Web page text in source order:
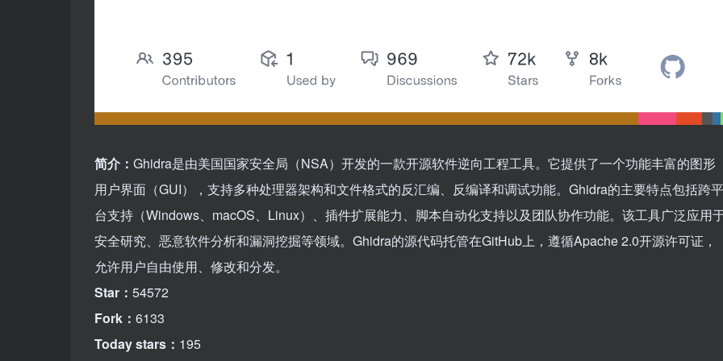
简介： Ghidra是由美国国家安全局（NSA）开发的一款开源软件逆向工程工具。它提供了一个功能丰富的图形
用户界面（GUI），支持多种处理器架构和文件格式的反汇编、反编译和调试功能。Ghidra的主要特点包括跨平
台支持（Windows、macOS、Linux）、插件扩展能力、脚本自动化支持以及团队协作功能。该工具广泛应用
安全研究、恶意软件分析和漏洞挖掘等领域。Ghidra的源代码托管在GitHub上，遵循Apache 2.0开源许可证，
允许用户自由使用、修改和分发。
Star： 54572
Fork： 6133
Today stars： 195